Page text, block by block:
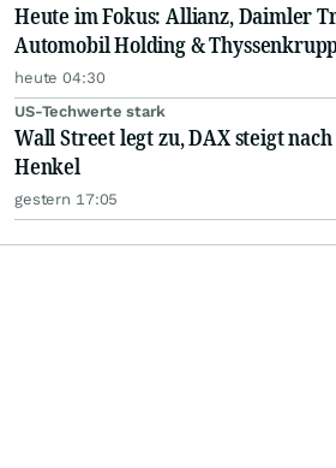
Heute im Fokus: Allianz, Daimler
Automobil Holding &
heute 04:30
US-Techwerte stark
Wall Street legt zu, DAX steigt
Henkel
gestern 17:05